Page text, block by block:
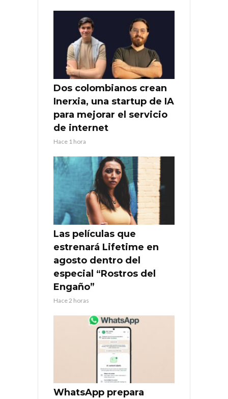
Dos colombianos crean
Inerxia, una startup de IA
para mejorar el servicio
de internet
Hace 1 hora
Las películas que
estrenará Lifetime en
agosto dentro del
especial “Rostros del
Engaño”
Hace 2 horas
WhatsApp prepara